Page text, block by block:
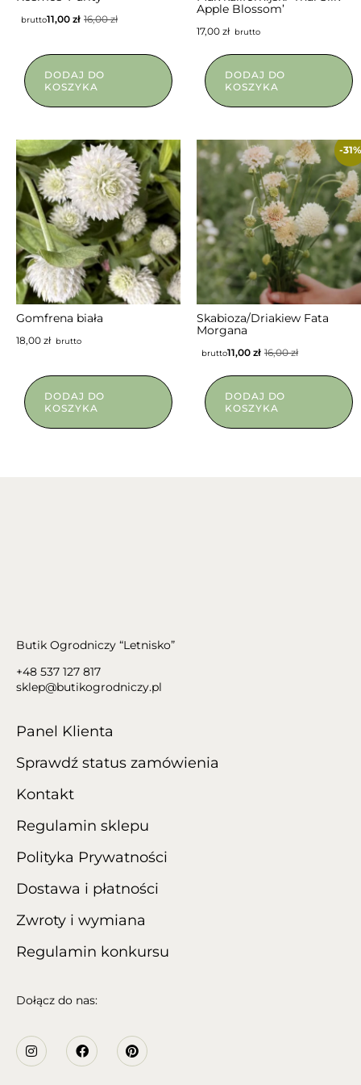
16,00zł
11,00 zł
brutto
DODAJ DO
KOSZYKA
Apple Blossom’
17,00 złbrutto
DODAJ DO
KOSZYKA
NIEDOSTĘPNY
Gomfrena biała
18,00 złbrutto
DODAJ DO
KOSZYKA
-31%
Skabioza/Driakiew Fata
Morgana
16,00zł
11,00 zł
brutto
DODAJ DO
KOSZYKA
Butik Ogrodniczy “Letnisko”
+48 537 127 817
sklep@butikogrodniczy.pl
Panel Klienta
Sprawdź status zamówienia
Kontakt
Regulamin sklepu
Polityka Prywatności
Dostawa i płatności
Zwroty i wymiana
Regulamin konkursu
Dołącz do nas: